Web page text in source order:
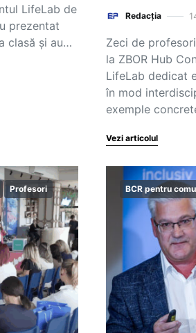
LifeLab de
prezentat
clasă și au…
Redacția
Zeci de
la ZBOR Hub
LifeLab dedicat
în mod
exemple
Vezi articolul
Profesori BCR pentru